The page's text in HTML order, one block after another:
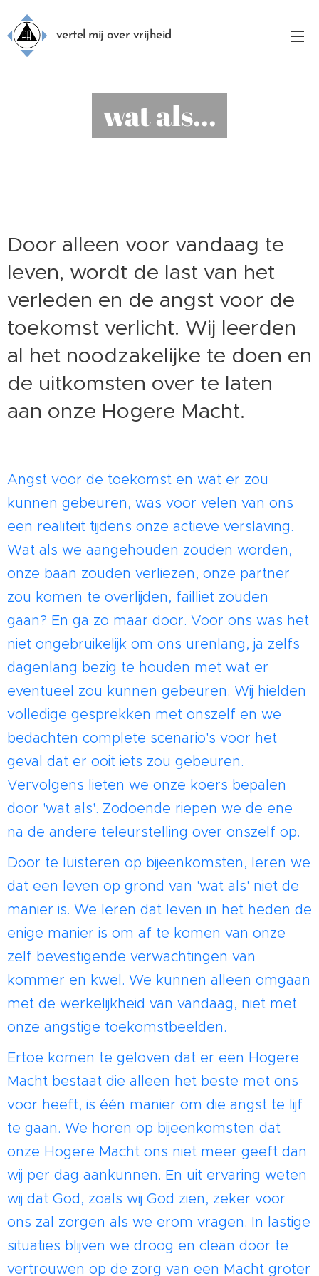
vertel mij over vrijheid
wat als...
Door alleen voor vandaag te
leven, wordt de last van het
verleden en de angst voor de
toekomst verlicht. Wij leerden
al het noodzakelijke te doen en
de uitkomsten over te laten
aan onze Hogere Macht.
Angst voor de toekomst en wat er zou
kunnen gebeuren, was voor velen van ons
een realiteit tijdens onze actieve verslaving.
Wat als we aangehouden zouden worden,
onze baan zouden verliezen, onze partner
zou komen te overlijden, failliet zouden
gaan? En ga zo maar door. Voor ons was het
niet ongebruikelijk om ons urenlang, ja zelfs
dagenlang bezig te houden met wat er
eventueel zou kunnen gebeuren. Wij hielden
volledige gesprekken met onszelf en we
bedachten complete scenario's voor het
geval dat er ooit iets zou gebeuren.
Vervolgens lieten we onze koers bepalen
door 'wat als'. Zodoende riepen we de ene
na de andere teleurstelling over onszelf op.
Door te luisteren op bijeenkomsten, leren we
dat een leven op grond van 'wat als' niet de
manier is. We leren dat leven in het heden de
enige manier is om af te komen van onze
zelf bevestigende verwachtingen van
kommer en kwel. We kunnen alleen omgaan
met de werkelijkheid van vandaag, niet met
onze angstige toekomstbeelden.
Ertoe komen te geloven dat er een Hogere
Macht bestaat die alleen het beste met ons
voor heeft, is één manier om die angst te lijf
te gaan. We horen op bijeenkomsten dat
onze Hogere Macht ons niet meer geeft dan
wij per dag aankunnen. En uit ervaring weten
wij dat God, zoals wij God zien, zeker voor
ons zal zorgen als we erom vragen. In lastige
situaties blijven we droog en clean door te
vertrouwen op de zorg van een Macht groter